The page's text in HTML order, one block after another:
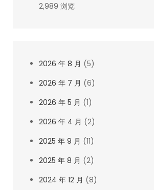
2,989 浏览
2026 年 8 月 (5)
2026 年 7 月 (6)
2026 年 5 月 (1)
2026 年 4 月 (2)
2025 年 9 月 (11)
2025 年 8 月 (2)
2024 年 12 月 (8)